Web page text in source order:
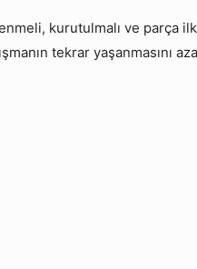
kurutulmalı ve
tekrar yaşanmasını